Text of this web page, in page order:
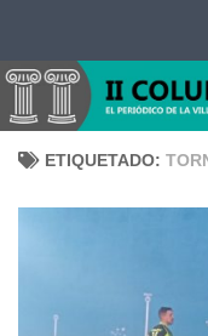
ETIQUETADO: